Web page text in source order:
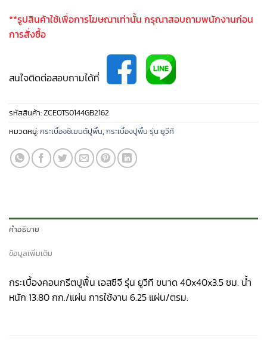
**รูปสินค้าใช้เพื่อการโฆษณาเท่านั้น กรุณาสอบถามพนักงานก่อน
การสั่งซื้อ
สนใจติดต่อสอบถามได้ที่
รหัสสินค้า:ZCEOTS0144GB2162
หมวดหมู่:กระเบื้องซีเมนต์ปูพื้น, กระเบื้องปูพื้น รุ่น ยูวีที
คำอธิบาย
ข้อมูลเพิ่มเติม
กระเบื้องคอนกรีตปูพื้น เอสซีจี รุ่น ยูวีที ขนาด 40x40x3.5 ซม. น้ำ
หนัก 13.80 กก./แผ่น การใช้งาน 6.25 แผ่น/ตรม.